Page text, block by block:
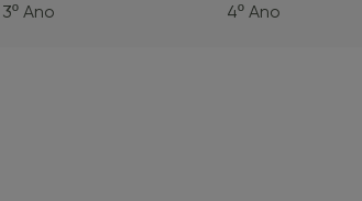
3º Ano 4º Ano